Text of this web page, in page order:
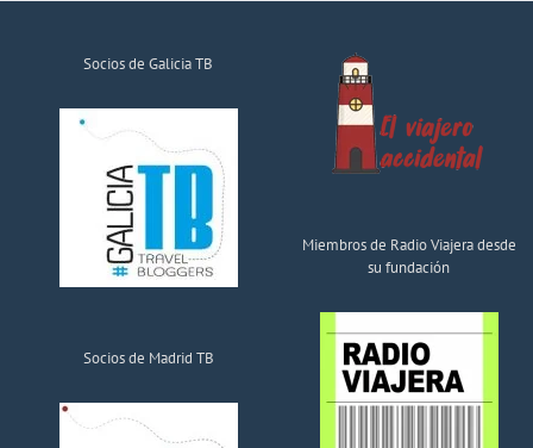
Socios de Galicia TB
Socios de Madrid TB
Miembros de Radio Viajera desde
su fundación